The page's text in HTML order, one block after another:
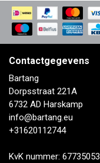
Contactgegevens
Bartang
Dorpsstraat 221A
6732 AD Harskamp
info@bartang.eu
+31620112744
KvK nummer: 67735053